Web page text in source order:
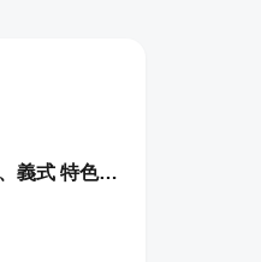
의미找含意-韓式、義式 特色餐酒館